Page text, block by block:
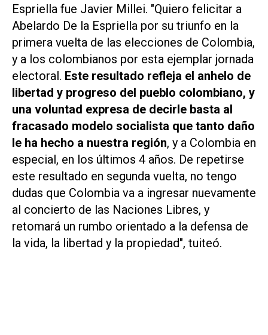
Espriella fue Javier Millei. "Quiero felicitar a
Abelardo De la Espriella por su triunfo en la
primera vuelta de las elecciones de Colombia,
y a los colombianos por esta ejemplar jornada
electoral. Este resultado refleja el anhelo de
libertad y progreso del pueblo colombiano, y
una voluntad expresa de decirle basta al
fracasado modelo socialista que tanto daño
le ha hecho a nuestra región, y a Colombia en
especial, en los últimos 4 años. De repetirse
este resultado en segunda vuelta, no tengo
dudas que Colombia va a ingresar nuevamente
al concierto de las Naciones Libres, y
retomará un rumbo orientado a la defensa de
la vida, la libertad y la propiedad", tuiteó.